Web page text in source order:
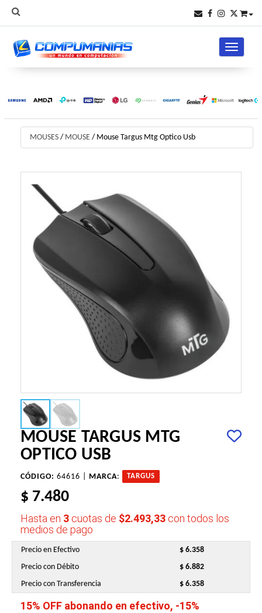
Toggle
MOUSES / MOUSE / Mouse Targus Mtg Optico Usb
MOUSE TARGUS MTG
OPTICO USB
CÓDIGO: 64616 | MARCA: TARGUS
$ 7.480
Hasta en 3 cuotas de $2.493,33 con todos los
medios de pago
Precio en Efectivo
$ 6.358
Precio con Débito
$ 6.882
Precio con Transferencia
$ 6.358
15% OFF abonando en efectivo, -15%